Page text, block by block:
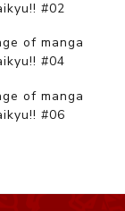
#02
#04
#06